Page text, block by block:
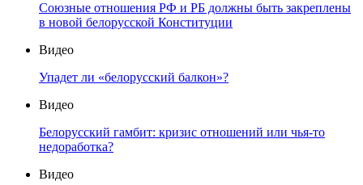
Союзные отношения РФ и РБ должны быть закреплены
в новой белорусской Конституции
Видео
Упадет ли «белорусский балкон»?
Видео
Белорусский гамбит: кризис отношений или чья-то
недоработка?
Видео